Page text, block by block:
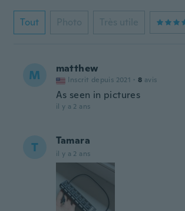
Tout Photo Très utile
M matthew
Inscrit depuis 2021 · 8 avis
As seen in pictures
il y a 2 ans
T Tamara
il y a 2 ans